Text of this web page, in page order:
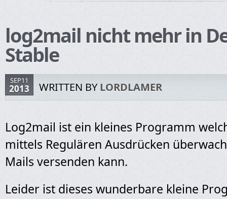
log2mail nicht mehr in
Stable
SEP11
2013 WRITTEN BYLORDLAMER
Log2mail ist ein kleines Programm
mittels Regulären Ausdrücken
Mails versenden kann.
Leider ist dieses wunderbare kleine